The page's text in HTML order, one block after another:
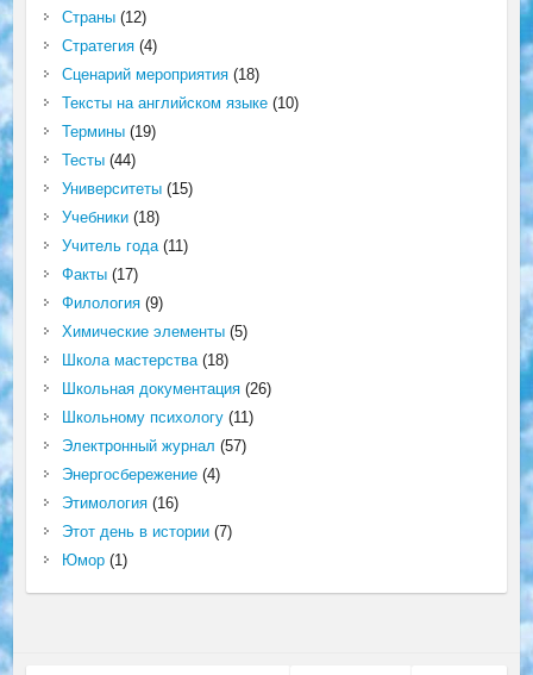
Страны(12)
Стратегия(4)
Сценарий мероприятия(18)
Тексты на английском языке(10)
Термины(19)
Тесты(44)
Университеты(15)
Учебники(18)
Учитель года(11)
Факты(17)
Филология(9)
Химические элементы(5)
Школа мастерства(18)
Школьная документация(26)
Школьному психологу(11)
Электронный журнал (57)
Энергосбережение(4)
Этимология(16)
Этот день в истории(7)
Юмор(1)